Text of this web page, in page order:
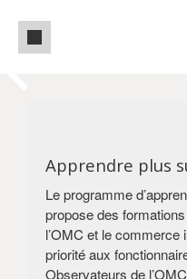
Panneau latéral
Pause
Renforcement des
pour le
Créer un compte
Apprendre plus
Le programme
propose des
l’OMC et le commerce
priorité aux
Observateurs de